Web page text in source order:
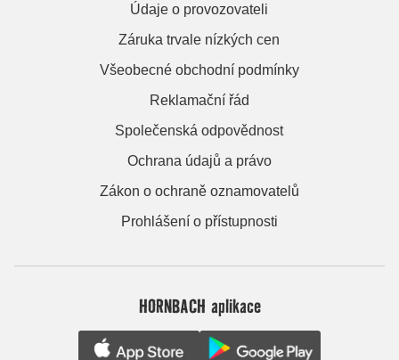
Údaje o provozovateli
Záruka trvale nízkých cen
Všeobecné obchodní podmínky
Reklamační řád
Společenská odpovědnost
Ochrana údajů a právo
Zákon o ochraně oznamovatelů
Prohlášení o přístupnosti
HORNBACH aplikace